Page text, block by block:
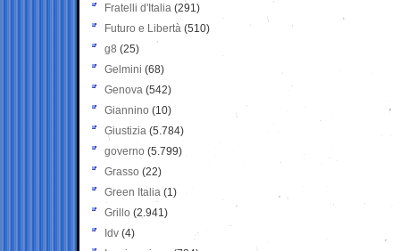
Fratelli d'Italia (291)
Futuro e Libertà (510)
g8 (25)
Gelmini (68)
Genova (542)
Giannino (10)
Giustizia (5.784)
governo (5.799)
Grasso (22)
Green Italia (1)
Grillo (2.941)
Idv (4)